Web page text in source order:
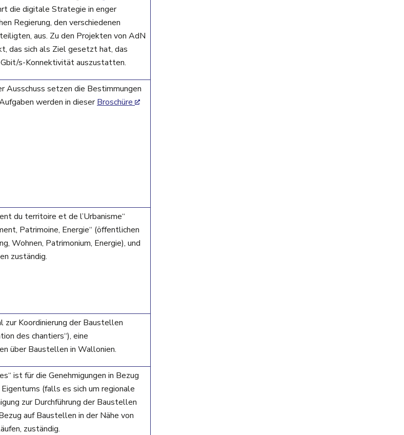
die digitale Strategie in enger
Regierung, den verschiedenen
aus. Zu den Projekten von AdN
das sich als Ziel gesetzt hat, das
s-Konnektivität auszustatten.
Ausschuss setzen die Bestimmungen
werden in dieserBroschüre
du territoire et de l’Urbanisme“
Patrimoine, Energie“ (öffentlichen
Wohnen, Patrimonium, Energie), und
zuständig.
Koordinierung der Baustellen
des chantiers“), eine
über Baustellen in Wallonien.
ist für die Genehmigungen in Bezug
(falls es sich um regionale
zur Durchführung der Baustellen
auf Baustellen in der Nähe von
zuständig.